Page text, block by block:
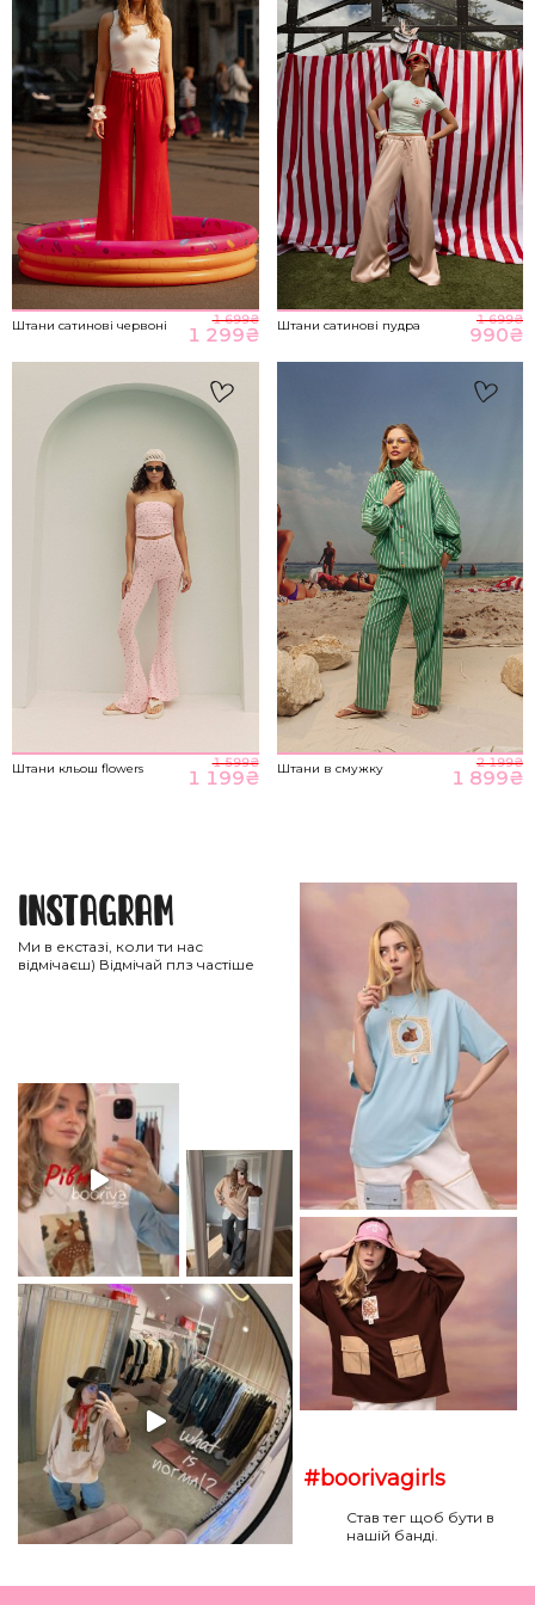
Штани сатинові червоні 1 699₴
1 299₴ Штани сатинові пудра 1 699₴
990₴
Штани кльош flowers 1 599₴
1 199₴ Штани в смужку 2 199₴
1 899₴
Instagram
Ми в екстазі, коли ти нас
відмічаєш) Відмічай плз частіше
#boorivagirls
Став тег щоб бути в
нашій банді.
ВІДПРАВИТИ
НА ГОЛОВНУ
M-L 70-76 98-104
*розміри вказані в сантиметрах
Розмір речі